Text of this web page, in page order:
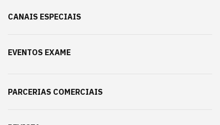
CANAIS ESPECIAIS
EVENTOS EXAME
PARCERIAS COMERCIAIS